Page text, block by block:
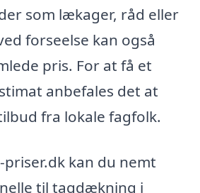
som lækager, råd eller
forseelse kan også
pris. For at få et
anbefales det at
fra lokale fagfolk.
kan du nemt
til tagdækning i